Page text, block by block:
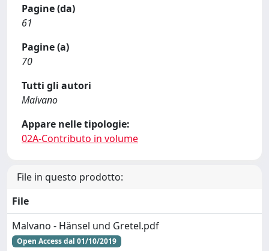
Pagine (da)
61
Pagine (a)
70
Tutti gli autori
Malvano
Appare nelle tipologie:
02A-Contributo in volume
File in questo prodotto:
File
Malvano - Hänsel und Gretel.pdf
Open Access dal 01/10/2019